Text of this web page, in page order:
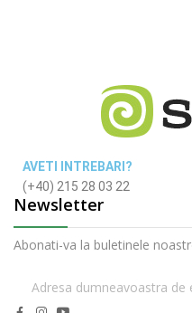
AVETI INTREBARI?
(+40) 215 28 03 22
Newsletter
Abonati-va la buletinele